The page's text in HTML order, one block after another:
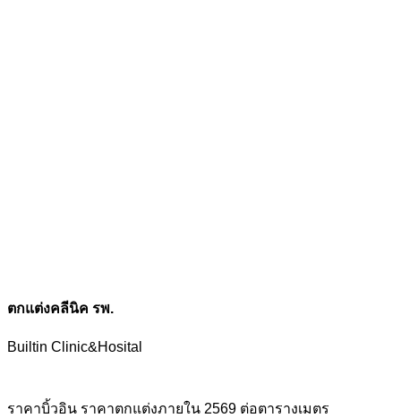
ตกแต่งคลีนิค รพ.
Builtin Clinic&Hosital
ราคาบิ้วอิน ราคาตกแต่งภายใน 2569 ต่อตารางเมตร